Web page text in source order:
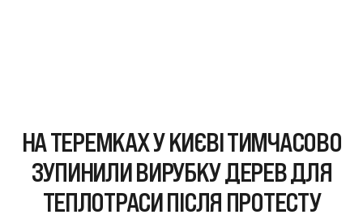
НА ТЕРЕМКАХ У КИЄВІ ТИМЧАСОВО
ЗУПИНИЛИ ВИРУБКУ ДЕРЕВ ДЛЯ
ТЕПЛОТРАСИ ПІСЛЯ ПРОТЕСТУ